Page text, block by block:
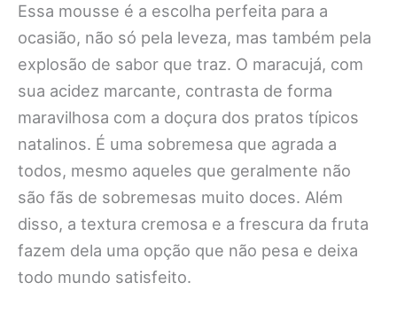
Essa mousse é a escolha perfeita para a
ocasião, não só pela leveza, mas também pela
explosão de sabor que traz. O maracujá, com
sua acidez marcante, contrasta de forma
maravilhosa com a doçura dos pratos típicos
natalinos. É uma sobremesa que agrada a
todos, mesmo aqueles que geralmente não
são fãs de sobremesas muito doces. Além
disso, a textura cremosa e a frescura da fruta
fazem dela uma opção que não pesa e deixa
todo mundo satisfeito.